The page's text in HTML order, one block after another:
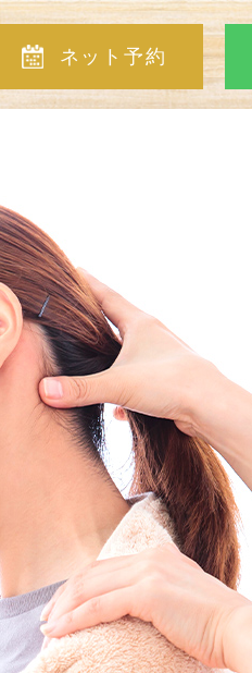
ネット予約